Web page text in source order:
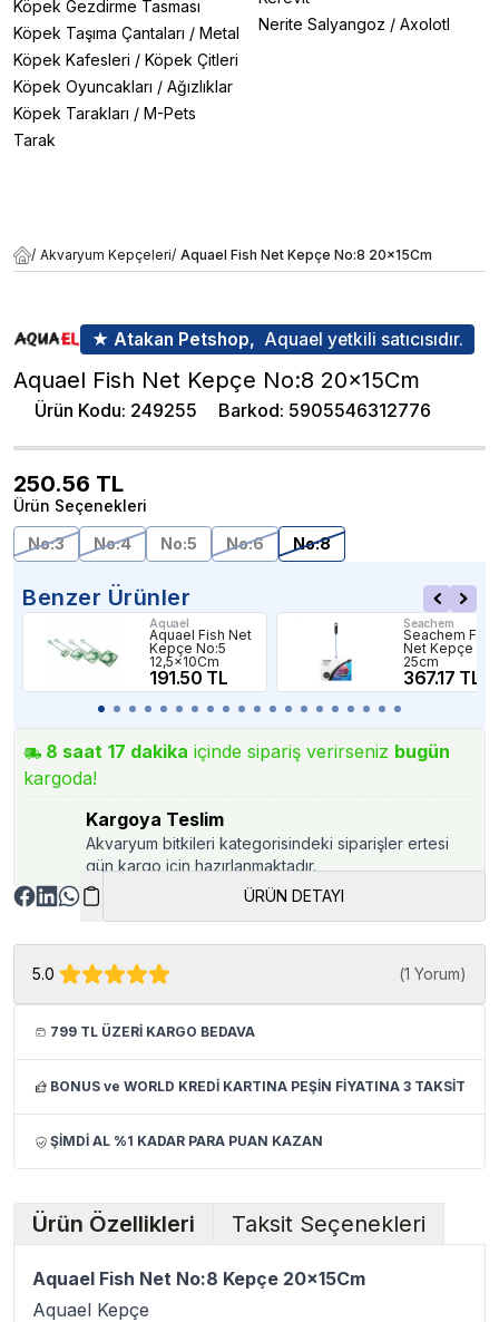
Köpek Gezdirme Tasması
Köpek Taşıma Çantaları / Metal
Köpek Kafesleri / Köpek Çitleri
Köpek Oyuncakları / Ağızlıklar
Köpek Tarakları / M-Pets
Tarak
Nerite Salyangoz / Axolotl
/ Akvaryum Kepçeleri/ Aquael Fish Net Kepçe No:8 20x15Cm
★ Atakan Petshop, Aquael yetkili satıcısıdır.
Aquael Fish Net Kepçe No:8 20x15Cm
Ürün Kodu: 249255 Barkod: 5905546312776
250.56 TL
Ürün Seçenekleri
No:3
No:4 No:5 No:6 No:8
Benzer Ürünler
Aquael
Aquael Fish Net
Kepçe No:5
12,5x10Cm
191.50 TL
Seachem
Seachem Fish
Net Kepçe
25cm
367.17 TL
8 saat 17 dakika içinde sipariş verirseniz bugün
kargoda!
Kargoya Teslim
Akvaryum bitkileri kategorisindeki siparişler ertesi
gün kargo için hazırlanmaktadır.
ÜRÜN DETAYI
5.0 (1 Yorum)
799 TL ÜZERİ KARGO BEDAVA
BONUS ve WORLD KREDİ KARTINA PEŞİN FİYATINA 3 TAKSİT
ŞİMDİ AL %1 KADAR PARA PUAN KAZAN
Ürün Özellikleri Taksit Seçenekleri
Aquael Fish Net No:8 Kepçe 20x15Cm
Aquael Kepçe